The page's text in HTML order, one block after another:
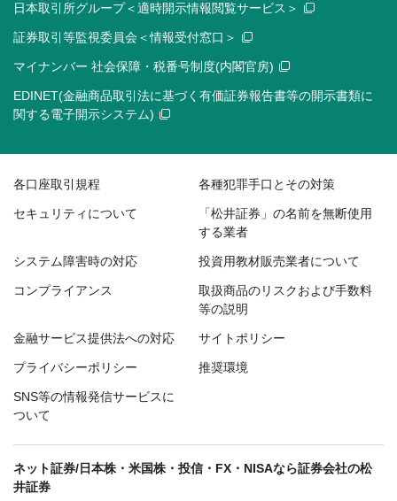
日本取引所グループ＜適時開示情報閲覧サービス＞
証券取引等監視委員会＜情報受付窓口＞
マイナンバー 社会保障・税番号制度(内閣官房)
EDINET(金融商品取引法に基づく有価証券報告書等の開示書類に
関する電子開示システム)
各口座取引規程 各種犯罪手口とその対策
セキュリティについて
「松井証券」の名前を無断使用
する業者
システム障害時の対応 投資用教材販売業者について
コンプライアンス
取扱商品のリスクおよび手数料
等の説明
金融サービス提供法への対応 サイトポリシー
プライバシーポリシー 推奨環境
SNS等の情報発信サービスに
ついて
ネット証券/日本株・米国株・投信・FX・NISAなら証券会社の松
井証券